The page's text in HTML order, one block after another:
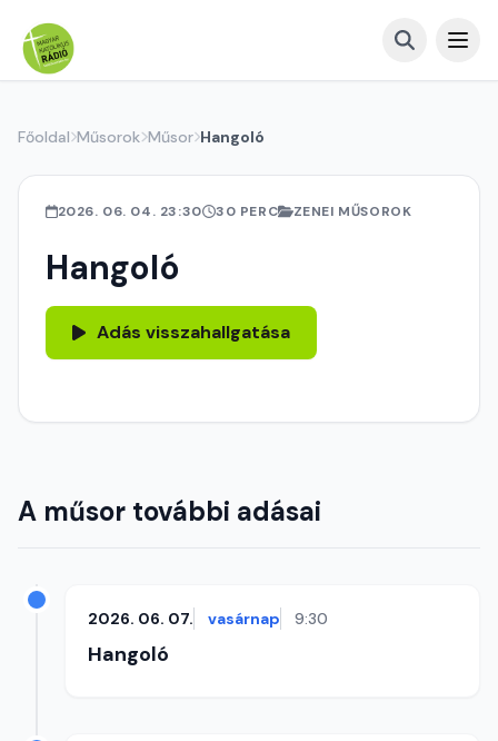
Főoldal Műsorok Műsor Hangoló
2026. 06. 04. 23:30 30 PERC ZENEI MŰSOROK
Hangoló
Adás visszahallgatása
A műsor további adásai
2026. 06. 07. vasárnap 9:30
Hangoló